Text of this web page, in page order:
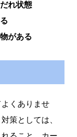
れ状態
がある
くありませ
策としては、